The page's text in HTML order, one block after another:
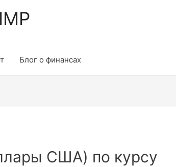
Блог о финансах
США) по курсу